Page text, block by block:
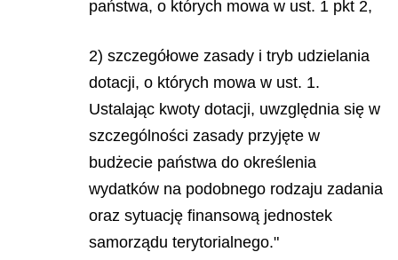
państwa, o których mowa w ust. 1 pkt 2,
2) szczegółowe zasady i tryb udzielania
dotacji, o których mowa w ust. 1.
Ustalając kwoty dotacji, uwzględnia się w
szczególności zasady przyjęte w
budżecie państwa do określenia
wydatków na podobnego rodzaju zadania
oraz sytuację finansową jednostek
samorządu terytorialnego."